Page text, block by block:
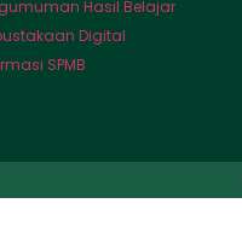
Hasil Belajar
Digital
SPMB